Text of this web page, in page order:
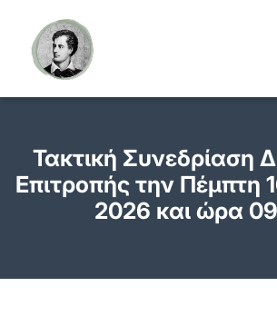
Τακτική Συνεδρίαση
Επιτροπής την Πέμπτη
2026 και ώρα